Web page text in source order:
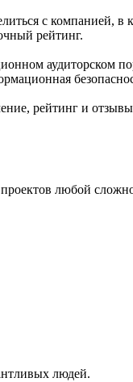
с компанией,
рейтинг.
аудиторском
рейтинг и
любой
людей.